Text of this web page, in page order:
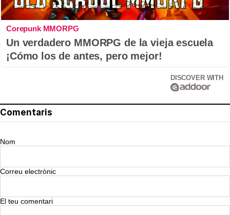
Corepunk MMORPG
Un verdadero MMORPG de la vieja escuela
¡Cómo los de antes, pero mejor!
DISCOVER WITH
Comentaris
Nom
Correu electrònic
El teu comentari